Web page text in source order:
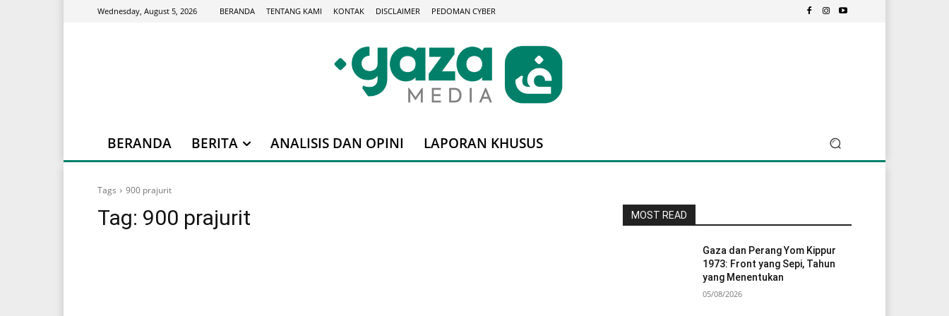
Wednesday, August 5, 2026 BERANDA TENTANG KAMI KONTAK DISCLAIMER PEDOMAN CYBER
BERANDA BERITA ANALISIS DAN OPINI LAPORAN KHUSUS
Tags 900 prajurit
Tag: 900 prajurit MOST READ
Gaza dan Perang Yom Kippur
1973: Front yang Sepi, Tahun
yang Menentukan
05/08/2026